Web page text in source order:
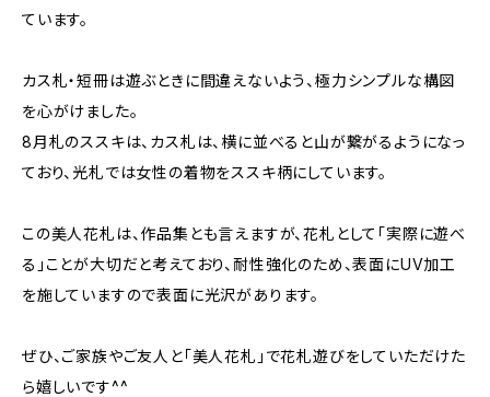
ています。
カス札・短冊は遊ぶときに間違えないよう、極力シンプルな構図
を心がけました。
8月札のススキは、カス札は、横に並べると山が繋がるようになっ
ており、光札では女性の着物をススキ柄にしています。
この美人花札は、作品集とも言えますが、花札として「実際に遊べ
る」ことが大切だと考えており、耐性強化のため、表面にUV加工
を施していますので表面に光沢があります。
ぜひ、ご家族やご友人と「美人花札」で花札遊びをしていただけた
ら嬉しいです^^